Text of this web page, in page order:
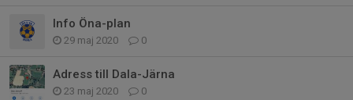
Info Öna-plan
29 maj 2020 0
Adress till Dala-Järna
23 maj 2020 0